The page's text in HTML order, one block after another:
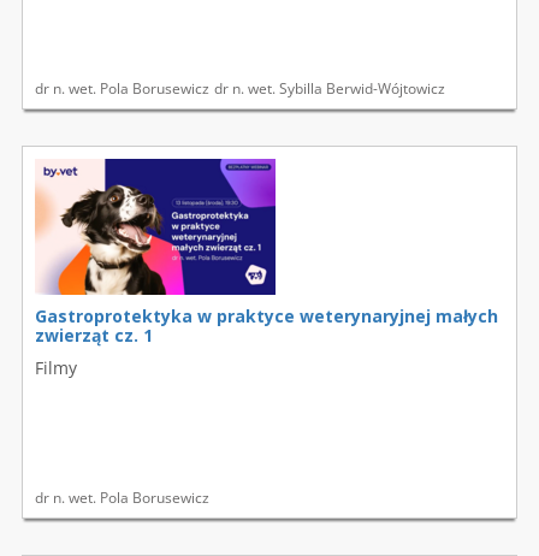
dr n. wet. Pola Borusewicz dr n. wet. Sybilla Berwid-Wójtowicz
Gastroprotektyka w praktyce weterynaryjnej małych
zwierząt cz. 1
Filmy
dr n. wet. Pola Borusewicz